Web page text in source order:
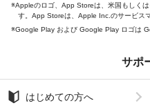
Appleのロゴ、App Storeは、米国もしく
す。App Storeは、Apple Inc.のサービス
Google Play および Google Play ロゴは
サポ
はじめての方へ